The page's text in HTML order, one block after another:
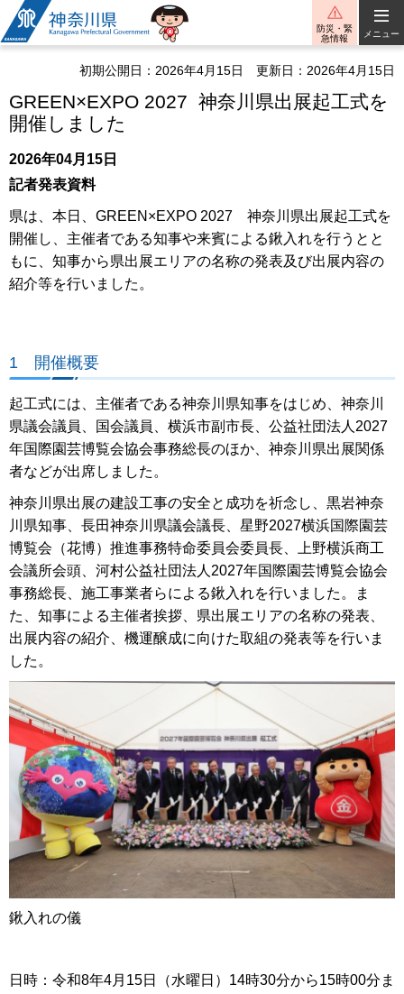
神奈川県
防災・緊
急情報
メニュー
初期公開日：2026年4月15日 更新日：2026年4月15日
GREEN×EXPO 2027 神奈川県出展起工式を
開催しました
2026年04月15日
記者発表資料
県は、本日、GREEN×EXPO 2027 神奈川県出展起工式を
開催し、主催者である知事や来賓による鍬入れを行うとと
もに、知事から県出展エリアの名称の発表及び出展内容の
紹介等を行いました。
1 開催概要
起工式には、主催者である神奈川県知事をはじめ、神奈川
県議会議員、国会議員、横浜市副市⾧、公益社団法人2027
年国際園芸博覧会協会事務総⾧のほか、神奈川県出展関係
者などが出席しました。
神奈川県出展の建設工事の安全と成功を祈念し、黒岩神奈
川県知事、⾧田神奈川県議会議⾧、星野2027横浜国際園芸
博覧会（花博）推進事務特命委員会委員⾧、上野横浜商工
会議所会頭、河村公益社団法人2027年国際園芸博覧会協会
事務総⾧、施工事業者らによる鍬入れを行いました。ま
た、知事による主催者挨拶、県出展エリアの名称の発表、
出展内容の紹介、機運醸成に向けた取組の発表等を行いま
した。
鍬入れの儀
日時：令和8年4月15日（水曜日）14時30分から15時00分ま